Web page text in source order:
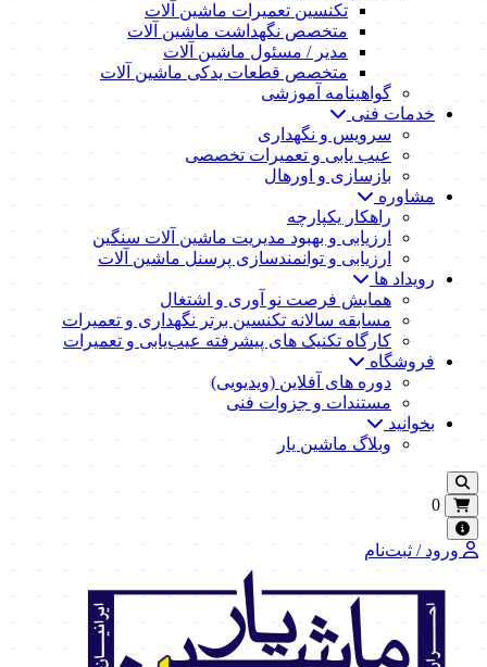
تکنسین تعمیرات ماشین آلات
متخصص نگهداشت ماشین آلات
مدیر / مسئول ماشین آلات
متخصص قطعات یدکی ماشین آلات
گواهینامه آموزشی
خدمات فنی
سرویس و نگهداری
عیب یابی و تعمیرات تخصصی
بازسازی و اورهال
مشاوره
راهکار یکپارچه
ارزیابی و بهبود مدیریت ماشین آلات سنگین
ارزیابی و توانمندسازی پرسنل ماشین آلات
رویداد ها
همایش فرصت نو آوری و اشتغال
مسابقه سالانه تکنسین برتر نگهداری و تعمیرات
کارگاه تکنیک‌ های پیشرفته عیب‌یابی و تعمیرات
فروشگاه
دوره های آفلاین (ویدیویی)
مستندات و جزوات فنی
بخوانید
وبلاگ ماشین یار
0
ورود / ثبت‌نام